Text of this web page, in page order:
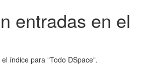
entradas en el
índice para "Todo DSpace".